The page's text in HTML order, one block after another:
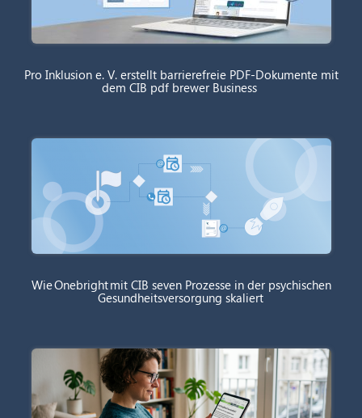
Pro Inklusion e. V. erstellt barrierefreie PDF-Dokumente mit
dem CIB pdf brewer Business
Wie Onebright mit CIB seven Prozesse in der psychischen
Gesundheitsversorgung skaliert